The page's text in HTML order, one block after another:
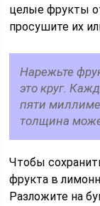
целые фрукты
просушите их
Нарежьте
это круг.
пяти
толщина
Чтобы
фрукта в
Разложите на